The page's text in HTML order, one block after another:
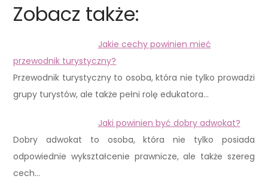
Zobacz także:
Jakie cechy powinien mieć
przewodnik turystyczny?
Przewodnik turystyczny to osoba, która nie tylko prowadzi
grupy turystów, ale także pełni rolę edukatora…
Jaki powinien być dobry adwokat?
Dobry adwokat to osoba, która nie tylko posiada
odpowiednie wykształcenie prawnicze, ale także szereg
cech…